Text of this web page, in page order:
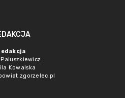
Paluszkiewicz
Kowalska